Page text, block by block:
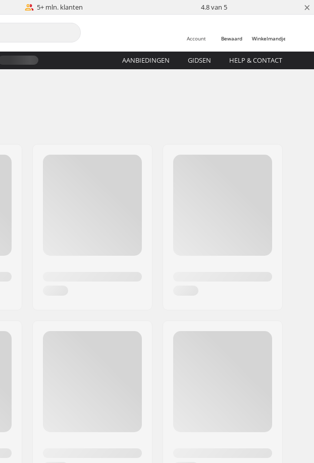
5+ mln. klanten 4.8 van 5 ×
Winkelmandje
Bewaard
Account
AANBIEDINGEN GIDSEN HELP & CONTACT